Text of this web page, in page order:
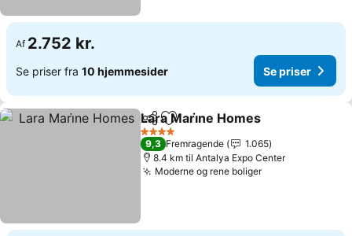
Af 2.752 kr.
Se priser fra 10 hjemmesider Se priser
Del Føj til favoritter
Lara Mari̇ne Homes
4 Stjerner
9,3 Fremragende
1.065
8.4 km til Antalya Expo Center
Moderne og rene boliger